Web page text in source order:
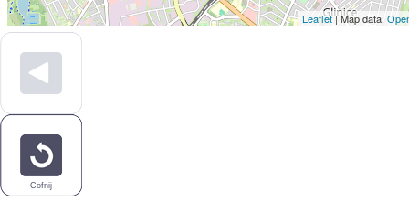
Leaflet| Map data:
Cofnij